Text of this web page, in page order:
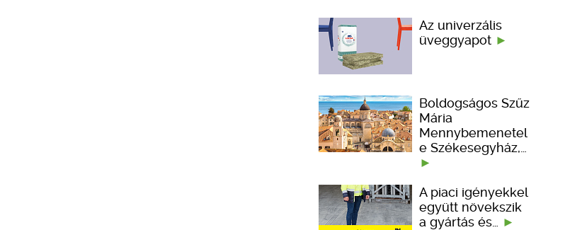
Az univerzális
üveggyapot
Boldogságos Szűz
Mária
Mennybemenetel
e Székesegyház,…
A piaci igényekkel
együtt növekszik
a gyártás és…